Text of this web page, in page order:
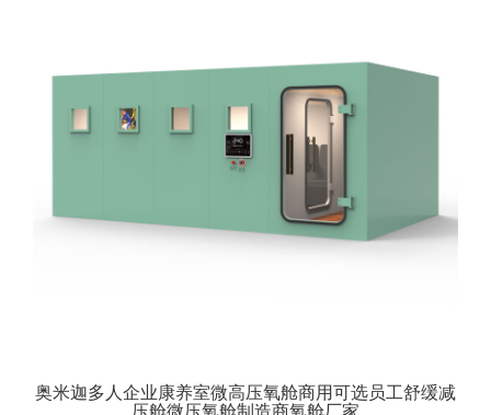
奥米迦多人企业康养室微高压氧舱商用可选员工舒缓减